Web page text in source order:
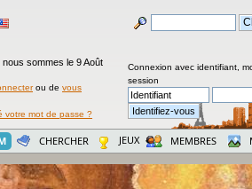
nous sommes le 9 Août
ou de vous
votre mot de passe ?
Connexion avec identifiant,
session
CHERCHER JEUX MEMBRES